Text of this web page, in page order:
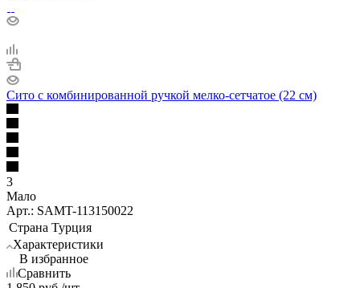
Сито с комбинированной ручкой мелко-сетчатое (22 см)
3
Мало
Арт.: SAMT-113150022
Страна Турция
Характеристики
В избранное
Сравнить